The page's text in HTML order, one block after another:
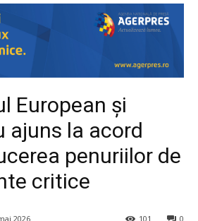
European și
ajuns la acord
penuriilor de
critice
2026 0
101